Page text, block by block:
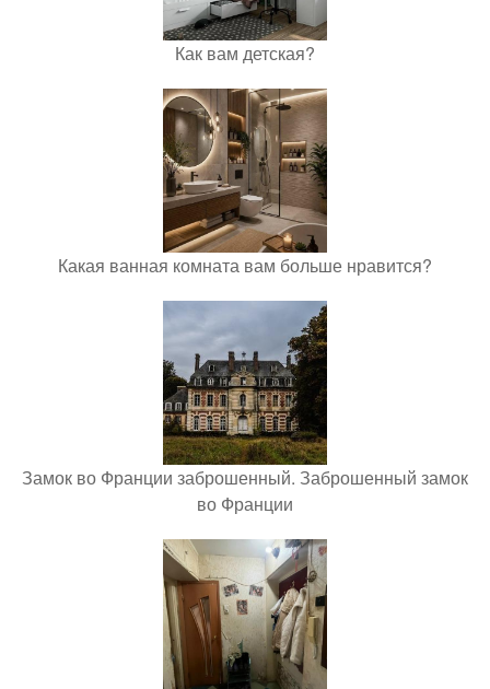
Как вам детская?
Какая ванная комната вам больше нравится?
Замок во Франции заброшенный. Заброшенный замок
во Франции